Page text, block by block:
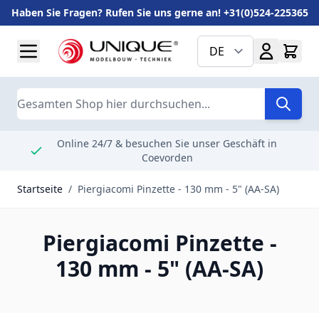
Haben Sie Fragen? Rufen Sie uns gerne an! +31(0)524-225365
DE
Suche
Online 24/7 & besuchen Sie unser Geschäft in
Coevorden
Startseite / Piergiacomi Pinzette - 130 mm - 5" (AA-SA)
Piergiacomi Pinzette -
130 mm - 5" (AA-SA)